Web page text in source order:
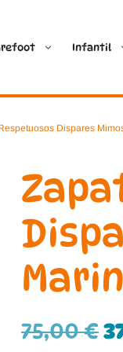
Infantil
Dispares
75,00€